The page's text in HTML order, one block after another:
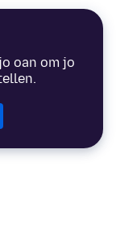
oan om jo